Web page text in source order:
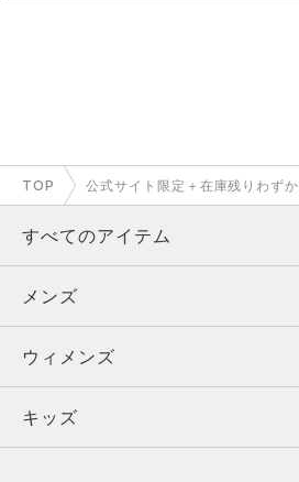
TOP 公式サイト限定＋在庫残りわずか
すべてのアイテム
メンズ
ウィメンズ
キッズ
メンズ
トップス
ボトムス
ウィメンズ
トップス
キッズ